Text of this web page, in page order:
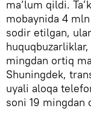
ma’lum qildi.
mobaynida 4
sodir etilgan,
mingdan ortiq
Shuningdek,
uyali aloqa
soni 19 mingdan